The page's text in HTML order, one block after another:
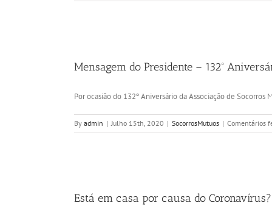
Mensagem do Presidente – 132º
Por ocasião do 132º Aniversário da Associação de Socorros
By admin | Julho 15th, 2020 | SocorrosMutuos | Comentários
Está em casa por causa do Coronavírus?